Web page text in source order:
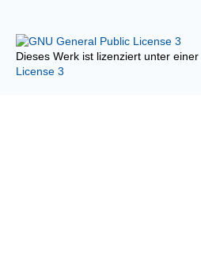
Dieses Werk ist lizenziert unter einer
License 3